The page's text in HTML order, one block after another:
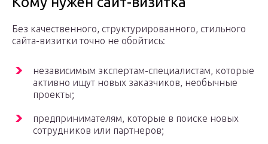
Без качественного, структурированного, стильного
сайта-визитки точно не обойтись:
независимым экспертам-специалистам, которые
активно ищут новых заказчиков, необычные
проекты;
предпринимателям, которые в поиске новых
сотрудников или партнеров;